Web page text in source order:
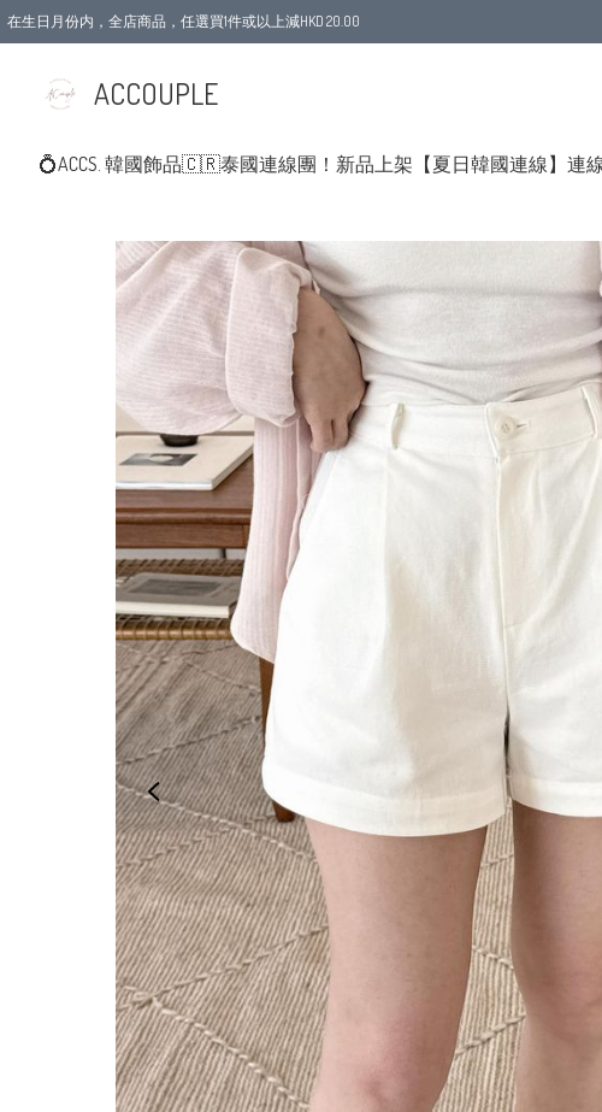
在生日月份内，全店商品，任選買1件或以上減HKD 20.00
ACCOUPLE
💍ACCS. 韓國飾品🇨🇷泰國連線團！新品上架 【夏日韓國連線】連